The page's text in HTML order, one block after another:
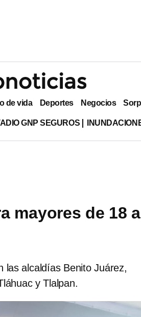
de vida Deportes Negocios
GNP SEGUROS
mayores de 18 a
las alcaldías Benito Juárez,
y Tlalpan.